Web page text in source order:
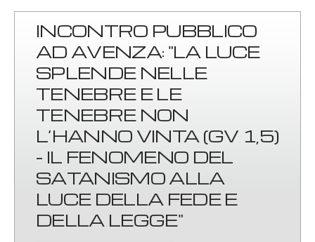
INCONTRO PUBBLICO
AD AVENZA: "LA LUCE
SPLENDE NELLE
TENEBRE E LE
TENEBRE NON
L’HANNO VINTA (GV 1,5)
- IL FENOMENO DEL
SATANISMO ALLA
LUCE DELLA FEDE E
DELLA LEGGE"